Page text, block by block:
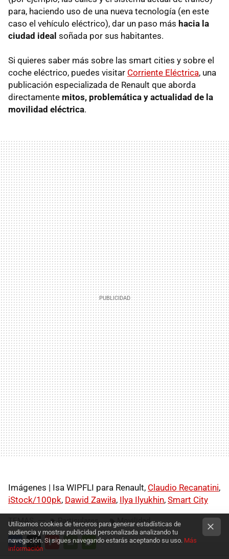
para, haciendo uso de una nueva tecnología (en este
caso el vehículo eléctrico), dar un paso más hacia la
ciudad ideal soñada por sus habitantes.
Si quieres saber más sobre las smart cities y sobre el
coche eléctrico, puedes visitar Corriente Eléctrica, una
publicación especializada de Renault que aborda
directamente mitos, problemática y actualidad de la
movilidad eléctrica.
Imágenes | Isa WIPFLI para Renault, Claudio Recanatini,
iStock/100pk, Dawid Zawiła, Ilya Ilyukhin, Smart City
TEMAS Particulares Movilidad
Utilizamos cookies de terceros para generar estadísticas de
audiencia y mostrar publicidad personalizada analizando tu
navegación. Si sigues navegando estarás aceptando su uso. Más
información